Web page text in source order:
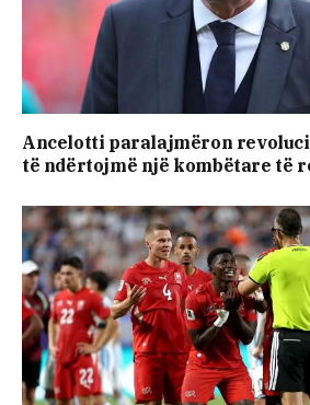
Ancelotti paralajmëron
të ndërtojmë një kombëtare të